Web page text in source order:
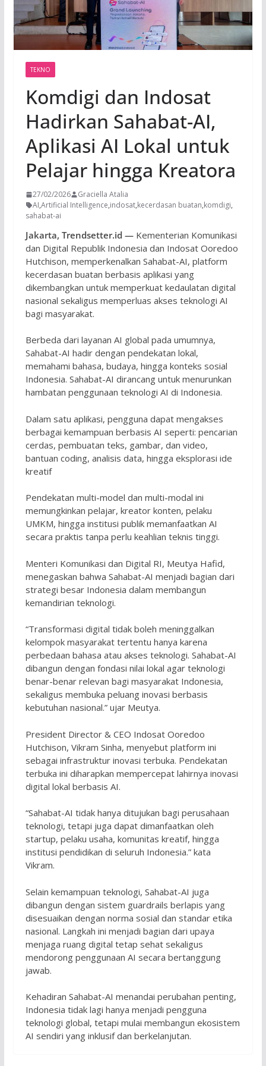
TEKNO
Komdigi dan Indosat
Hadirkan Sahabat-AI,
Aplikasi AI Lokal untuk
Pelajar hingga Kreatora
27/02/2026
Graciella Atalia
AI,Artificial Intelligence,indosat,kecerdasan buatan,komdigi,
sahabat-ai
Jakarta, Trendsetter.id —Kementerian Komunikasi
dan Digital Republik Indonesia dan Indosat Ooredoo
Hutchison, memperkenalkan Sahabat-AI, platform
kecerdasan buatan berbasis aplikasi yang
dikembangkan untuk memperkuat kedaulatan digital
nasional sekaligus memperluas akses teknologi AI
bagi masyarakat.
Berbeda dari layanan AI global pada umumnya,
Sahabat-AI hadir dengan pendekatan lokal,
memahami bahasa, budaya, hingga konteks sosial
Indonesia. Sahabat-AI dirancang untuk menurunkan
hambatan penggunaan teknologi AI di Indonesia.
Dalam satu aplikasi, pengguna dapat mengakses
berbagai kemampuan berbasis AI seperti: pencarian
cerdas, pembuatan teks, gambar, dan video,
bantuan coding, analisis data, hingga eksplorasi ide
kreatif
Pendekatan multi-model dan multi-modal ini
memungkinkan pelajar, kreator konten, pelaku
UMKM, hingga institusi publik memanfaatkan AI
secara praktis tanpa perlu keahlian teknis tinggi.
Menteri Komunikasi dan Digital RI, Meutya Hafid,
menegaskan bahwa Sahabat-AI menjadi bagian dari
strategi besar Indonesia dalam membangun
kemandirian teknologi.
“Transformasi digital tidak boleh meninggalkan
kelompok masyarakat tertentu hanya karena
perbedaan bahasa atau akses teknologi. Sahabat-AI
dibangun dengan fondasi nilai lokal agar teknologi
benar-benar relevan bagi masyarakat Indonesia,
sekaligus membuka peluang inovasi berbasis
kebutuhan nasional.” ujar Meutya.
President Director & CEO Indosat Ooredoo
Hutchison, Vikram Sinha, menyebut platform ini
sebagai infrastruktur inovasi terbuka. Pendekatan
terbuka ini diharapkan mempercepat lahirnya inovasi
digital lokal berbasis AI.
“Sahabat-AI tidak hanya ditujukan bagi perusahaan
teknologi, tetapi juga dapat dimanfaatkan oleh
startup, pelaku usaha, komunitas kreatif, hingga
institusi pendidikan di seluruh Indonesia.” kata
Vikram.
Selain kemampuan teknologi, Sahabat-AI juga
dibangun dengan sistem guardrails berlapis yang
disesuaikan dengan norma sosial dan standar etika
nasional. Langkah ini menjadi bagian dari upaya
menjaga ruang digital tetap sehat sekaligus
mendorong penggunaan AI secara bertanggung
jawab.
Kehadiran Sahabat-AI menandai perubahan penting,
Indonesia tidak lagi hanya menjadi pengguna
teknologi global, tetapi mulai membangun ekosistem
AI sendiri yang inklusif dan berkelanjutan.